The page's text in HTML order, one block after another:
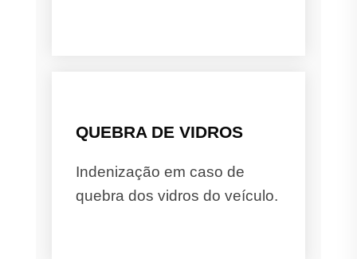
QUEBRA DE VIDROS
Indenização em caso de
quebra dos vidros do veículo.